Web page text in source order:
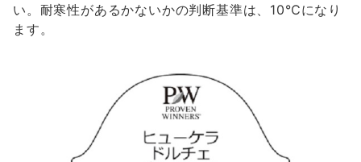
い。耐寒性があるかないかの判断基準は、10℃になり
ます。